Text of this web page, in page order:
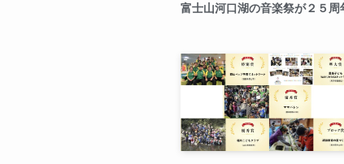
富士山河口湖の音楽祭が２５周